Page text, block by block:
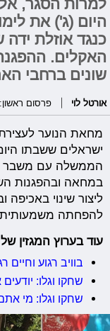
למרות הסגר,
היום (ג') את
כנגד אוזלת
האקלים.
שונים ברחבי
אורטל לוי פרסום ראשון: 22/09/2020, 14:21
מחאת הנוער
ישראלים ששבתו
הממשלה עם משבר
במחאה ובהפגנות
ליצור שינוי באכיפה
להפחתה
עוד בערוץ המגזין של
בוויב רגוע
שחקו וגלו:
שחקו וגלו: מי